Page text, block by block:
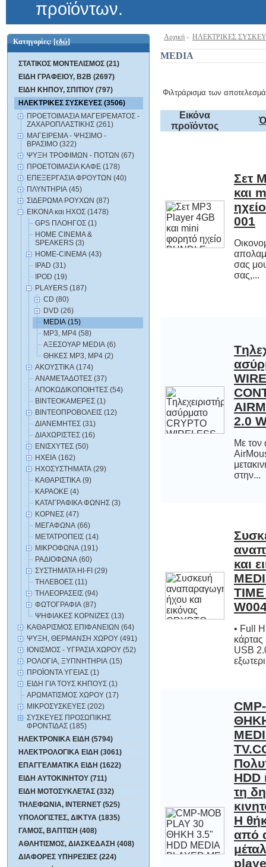
προϊόντων.
Κατηγορίες:[εδώ]
ΣΤΑΤΙΚΟΣ ΜΟΝΤΕΛΙΣΜΟΣ (21)
ΕΙΔΗ ΓΡΑΦΕΙΟΥ, B2B (2697)
ΕΙΔΗ ΚΗΠΟΥ, ΣΠΙΤΙΟΥ (797)
ΗΛΕΚΤΡΙΚΕΣ ΣΥΣΚΕΥΕΣ (3506)
ΠΡΟΕΤΟΙΜΑΣΙΑ ΜΑΓΕΙΡΕΜΑΤΟΣ -
ΖΑΧΑΡΟΠΛΑΣΤΙΚΗΣ (261)
ΜΑΓΕΙΡΕΜΑ - ΨΗΣΙΜΟ -
ΒΡΑΣΙΜΟ (322)
ΨΥΞΗ ΤΡΟΦΙΜΩΝ - ΠΟΤΩΝ (67)
ΠΡΟΕΤΟΙΜΑΣΙΑ ΚΑΦΕ (178)
ΕΠΕΞΕΡΓΑΣΙΑ ΦΡΟΥΤΩΝ (40)
ΠΛΥΝΤΗΡΙΑ (45)
ΣΙΔΕΡΩΜΑ ΡΟΥΧΩΝ (87)
ΕΙΚΟΝΑ και ΗΧΟΣ (1478)
GPS ΠΛΟΗΓΟΣ (1)
HOME CINEMA &
SPEAKERS (3)
HOME-CINEMA (43)
IPAD (31)
IPOD (19)
PLAYERS (187)
CD (80)
DVD (26)
MEDIA (15)
MP3, MP4 (58)
ΑΞΕΣΟΥΑΡ MEDIA (6)
ΘΗΚΕΣ MP3, MP4 (2)
ΑΚΟΥΣΤΙΚΑ (174)
ΑΝΑΜΕΤΑΔΟΤΕΣ (37)
ΑΠΟΚΩΔΙΚΟΠΟΙΗΤΕΣ (54)
ΒΙΝΤΕΟΚΑΜΕΡΕΣ (1)
ΒΙΝΤΕΟΠΡΟΒΟΛΕΙΣ (12)
ΔΙΑΝΕΜΗΤΕΣ (31)
ΔΙΑΧΩΡΙΣΤΕΣ (16)
ΕΝΙΣΧΥΤΕΣ (50)
ΗΧΕΙΑ (162)
ΗΧΟΣΥΣΤΗΜΑΤΑ (29)
ΚΑΘΑΡΙΣΤΙΚΑ (9)
ΚΑΡΑΟΚΕ (4)
ΚΑΤΑΓΡΑΦΙΚΑ ΦΩΝΗΣ (3)
ΚΟΡΝΕΣ (47)
ΜΕΓΑΦΩΝΑ (66)
ΜΕΤΑΤΡΟΠΕΙΣ (14)
ΜΙΚΡΟΦΩΝΑ (191)
ΡΑΔΙΟΦΩΝΑ (60)
ΣΥΣΤΗΜΑΤΑ HI-FI (29)
ΤΗΛΕΒΟΕΣ (11)
ΤΗΛΕΟΡΑΣΕΙΣ (94)
ΦΩΤΟΓΡΑΦΙΑ (87)
ΨΗΦΙΑΚΕΣ ΚΟΡΝΙΖΕΣ (13)
ΚΑΘΑΡΙΣΜΟΣ ΕΠΙΦΑΝΕΙΩΝ (64)
ΨΥΞΗ, ΘΕΡΜΑΝΣΗ ΧΩΡΟΥ (491)
ΙΟΝΙΣΜΟΣ - ΥΓΡΑΣΙΑ ΧΩΡΟΥ (52)
ΡΟΛΟΓΙΑ, ΞΥΠΝΗΤΗΡΙΑ (15)
ΠΡΟΪΟΝΤΑ ΥΓΕΙΑΣ (1)
ΕΙΔΗ ΓΙΑ ΤΟΥΣ ΚΗΠΟΥΣ (1)
ΑΡΩΜΑΤΙΣΜΟΣ ΧΩΡΟΥ (17)
ΜΙΚΡΟΣΥΣΚΕΥΕΣ (202)
ΣΥΣΚΕΥΕΣ ΠΡΟΣΩΠΙΚΗΣ
ΦΡΟΝΤΙΔΑΣ (185)
ΗΛΕΚΤΡΟΝΙΚΑ ΕΙΔΗ (5794)
ΗΛΕΚΤΡΟΛΟΓΙΚΑ ΕΙΔΗ (3061)
ΕΠΑΓΓΕΛΜΑΤΙΚΑ ΕΙΔΗ (1622)
ΕΙΔΗ ΑΥΤΟΚΙΝΗΤΟΥ (711)
ΕΙΔΗ ΜΟΤΟΣΥΚΛΕΤΑΣ (332)
ΤΗΛΕΦΩΝΙΑ, INTERNET (525)
ΥΠΟΛΟΓΙΣΤΕΣ, ΔΙΚΤΥΑ (1835)
ΓΑΜΟΣ, ΒΑΠΤΙΣΗ (408)
ΑΘΛΗΤΙΣΜΟΣ, ΔΙΑΣΚΕΔΑΣΗ (408)
ΔΙΑΦΟΡΕΣ ΥΠΗΡΕΣΙΕΣ (224)
Αρχική - ΗΛΕΚΤΡΙΚΕΣ
MEDIA
Φιλτράρισμα των
Εικόνα
προϊόντος
Σετ
και
001
σας
σας,...
2.0
Με τον
στην...
και εικόνας
MEDIA
TIME 260
• Full
USB
HDD
τη
Η
από
όπως